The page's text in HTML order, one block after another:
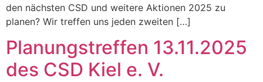
den nächsten CSD und weitere Aktionen 2025 zu
planen? Wir treffen uns jeden zweiten […]
Planungstreffen 13.11.2025
des CSD Kiel e. V.